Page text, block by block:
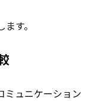
す。
ミュニケーション